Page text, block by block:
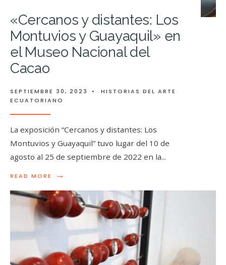
«Cercanos y distantes: Los
Montuvios y Guayaquil» en
el Museo Nacional del
Cacao
SEPTIEMBRE 30, 2023 •
HISTORIAS DEL ARTE
ECUATORIANO
La exposición “Cercanos y distantes: Los
Montuvios y Guayaquil” tuvo lugar del 10 de
agosto al 25 de septiembre de 2022 en la...
READ MORE →